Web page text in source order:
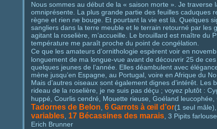
Nous sommes au début de la « saison morte ». Je
omniprésente. La plus grande partie des feuilles caduques
règne et rien ne bouge. Et pourtant la vie est là. Quelques
sangliers dans la terre meuble et le terrain retourné par les
agitant la roselière, m’accueille. Le brouillard est maître du
température me paraît proche du point de congélation.
Ce que les amateurs d’ornithologie espèrent voir en
longuement de ma longue-vue avant de découvrir 25 de
quelques jeunes de l’année. Elles déambulent avec
mène jusqu’en Espagne, au Portugal, voire en Afrique du
Mais d’autres oiseaux sont également dignes d’intérêt.
rideau de la roselière, je ne suis pas déçu ; voyez plutôt :
huppé, Courlis cendré, Mouette rieuse, Goéland
Tadornes de Belon, 6 Garrots à œil d’or(1 seul
variables, 17 Bécassines des marais, 3 Pipits
Erich Brunner